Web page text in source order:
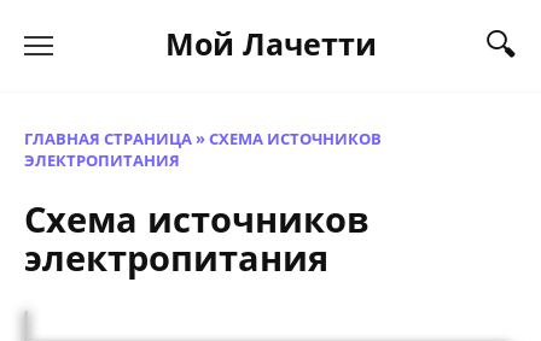
Мой Лачетти
ГЛАВНАЯ СТРАНИЦА»СХЕМА ИСТОЧНИКОВ
ЭЛЕКТРОПИТАНИЯ
Схема источников
электропитания